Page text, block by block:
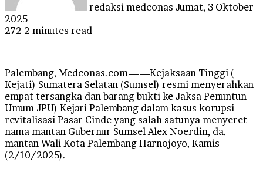
redaksi medconas Jumat, 3 Oktober
2025
272 2 minutes read
Palembang, Medconas.com——Kejaksaan Tinggi (
Kejati) Sumatera Selatan (Sumsel) resmi menyerahkan
empat tersangka dan barang bukti ke Jaksa Penuntun
Umum JPU) Kejari Palembang dalam kasus korupsi
revitalisasi Pasar Cinde yang salah satunya menyeret
nama mantan Gubernur Sumsel Alex Noerdin, da.
mantan Wali Kota Palembang Harnojoyo, Kamis
(2/10/2025).